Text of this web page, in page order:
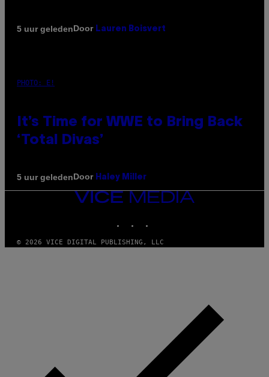
5 uur geledenDoor Lauren Boisvert
PHOTO: E!
It’s Time for WWE to Bring Back
‘Total Divas’
5 uur geledenDoor Haley Miller
VICE
© 2026 VICE DIGITAL PUBLISHING, LLC